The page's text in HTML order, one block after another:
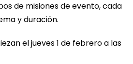
de misiones de evento, cada
y duración.
el jueves 1 de febrero a las